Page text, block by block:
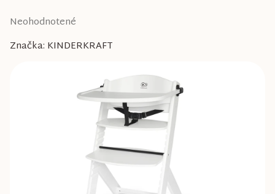
Priemerné
produktu
Neohodnotené
Značka: KINDERKRAFT